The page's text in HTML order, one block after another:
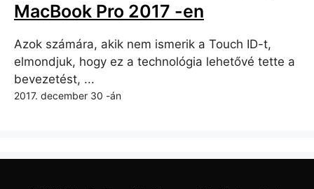
MacBook Pro 2017 -en
Azok számára, akik nem ismerik a Touch ID-t,
elmondjuk, hogy ez a technológia lehetővé tette a
bevezetést, ...
2017. december 30 -án